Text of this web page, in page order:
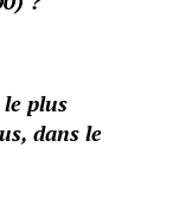
plus
dans le